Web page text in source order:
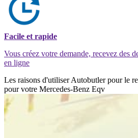
Facile et rapide
Vous créez votre demande, recevez des
en ligne
Les raisons d'utiliser Autobutler pour le
pour votre Mercedes-Benz Eqv